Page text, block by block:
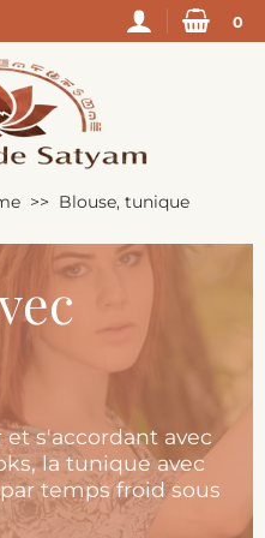
0
Blouse, tunique
s'accordant avec
la tunique avec
temps froid sous
ou pour les